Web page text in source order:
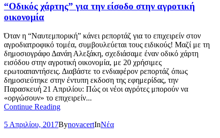
“Οδικός χάρτης” για την είσοδο στην αγροτική
οικονομία
Όταν η “Ναυτεμπορική” κάνει ρεπορτάζ για το επιχειρείν στον
αγροδιατροφικό τομέα, συμβουλεύεται τους ειδικούς! Μαζί με τη
δημοσιογράφο Δανάη Αλεξάκη, σχεδιάσαμε έναν οδικό χάρτη
εισόδου στην αγροτική οικονομία, με 20 χρήσιμες
ερωτοαπαντήσεις. Διαβάστε το ενδιαφέρον ρεπορτάζ όπως
δημοσιεύτηκε στην έντυπη εκδοση της εφημερίδας, την
Παρασκευή 21 Απριλίου: Πώς οι νέοι αγρότες μπορούν να
«οργώσουν» το επιχειρείν...
Continue Reading
5 Απριλίου, 2017BynovacertInΝέα